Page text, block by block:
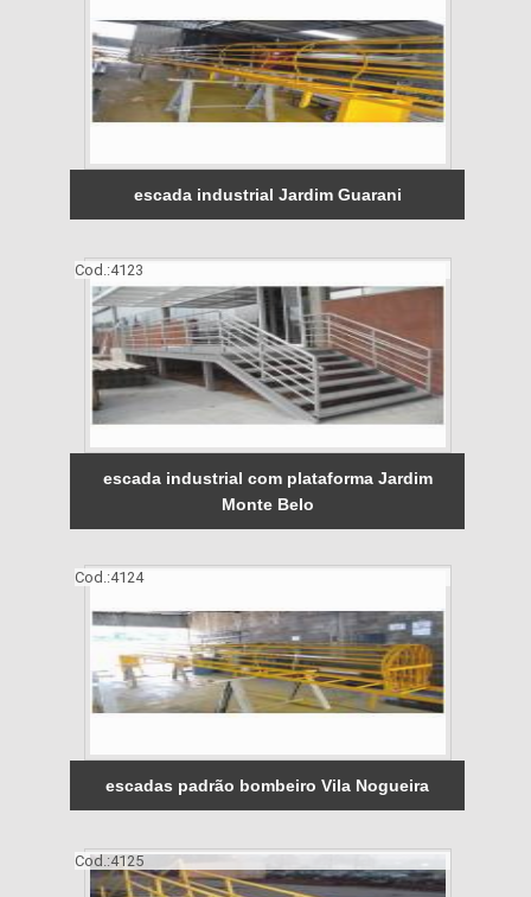
escada industrial Jardim Guarani
Cod.:4123
escada industrial com plataforma Jardim
Monte Belo
Cod.:4124
escadas padrão bombeiro Vila Nogueira
Cod.:4125